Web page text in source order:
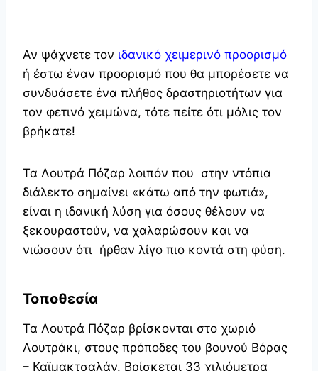
Αν ψάχνετε τον ιδανικό χειμερινό προορισμό
ή έστω έναν προορισμό που θα μπορέσετε να
συνδυάσετε ένα πλήθος δραστηριοτήτων για
τον φετινό χειμώνα, τότε πείτε ότι μόλις τον
βρήκατε!
Τα Λουτρά Πόζαρ λοιπόν που στην ντόπια
διάλεκτο σημαίνει «κάτω από την φωτιά»,
είναι η ιδανική λύση για όσους θέλουν να
ξεκουραστούν, να χαλαρώσουν και να
νιώσουν ότι ήρθαν λίγο πιο κοντά στη φύση.
Τοποθεσία
Τα Λουτρά Πόζαρ βρίσκονται στο χωριό
Λουτράκι, στους πρόποδες του βουνού Βόρας
– Καϊμακτσαλάν. Βρίσκεται 33 χιλιόμετρα